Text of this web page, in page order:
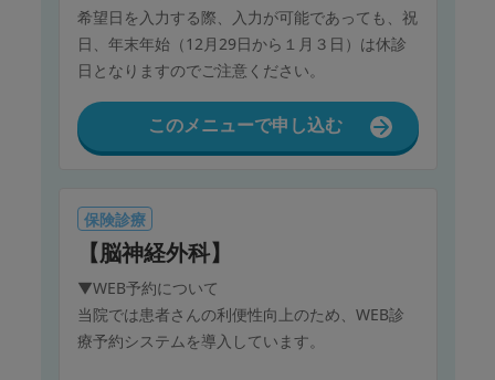
希望日を入力する際、入力が可能であっても、祝
日、年末年始（12月29日から１月３日）は休診
日となりますのでご注意ください。
このメニューで申し込む
保険診療
【脳神経外科】
▼WEB予約について
当院では患者さんの利便性向上のため、WEB診
療予約システムを導入しています。